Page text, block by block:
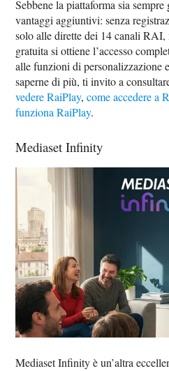
Sebbene la piattaforma sia
vantaggi aggiuntivi: senza
solo alle dirette dei 14 canali RAI,
gratuita si ottiene l’accesso
alle funzioni di personalizzazione
saperne di più, ti invito a
vedere RaiPlay,come accedere a
funziona RaiPlay.
Mediaset Infinity
Mediaset Infinity è un’altra